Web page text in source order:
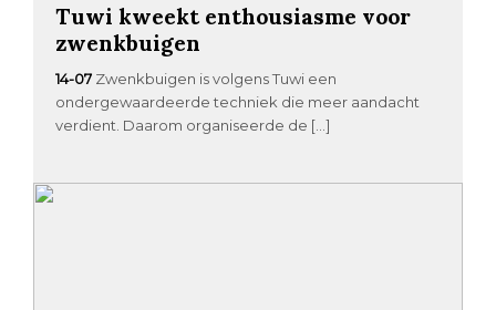
Tuwi kweekt enthousiasme voor
zwenkbuigen
14-07 Zwenkbuigen is volgens Tuwi een
ondergewaardeerde techniek die meer aandacht
verdient. Daarom organiseerde de […]